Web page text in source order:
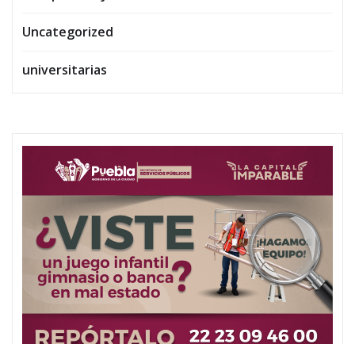
Uncategorized
universitarias